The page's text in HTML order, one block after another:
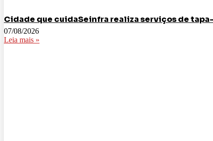
Cidade que cuidaSeinfra realiza serviços de
07/08/2026
Leia mais »